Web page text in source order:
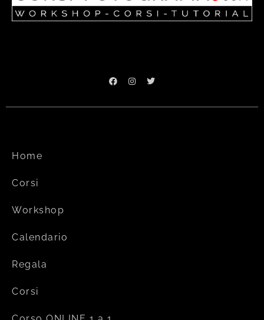
Home
Corsi
Workshop
Calendario
Regala
Corsi